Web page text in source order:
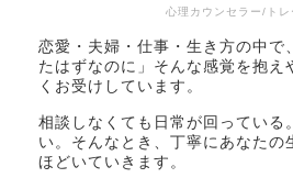
心理カウンセラー/トレ
恋愛・夫婦・仕事・生き方の中で
たはずなのに」そんな感覚を抱え
くお受けしています。
相談しなくても日常が回っている
い。そんなとき、丁寧にあなたの
ほどいていきます。